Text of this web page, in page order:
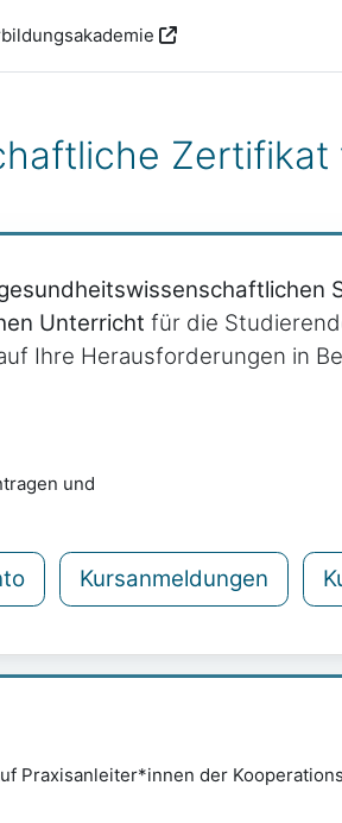
Unterricht für die
Ihre Herausforderungen in
und
Kursanmeldungen
Praxisanleiter*innen der